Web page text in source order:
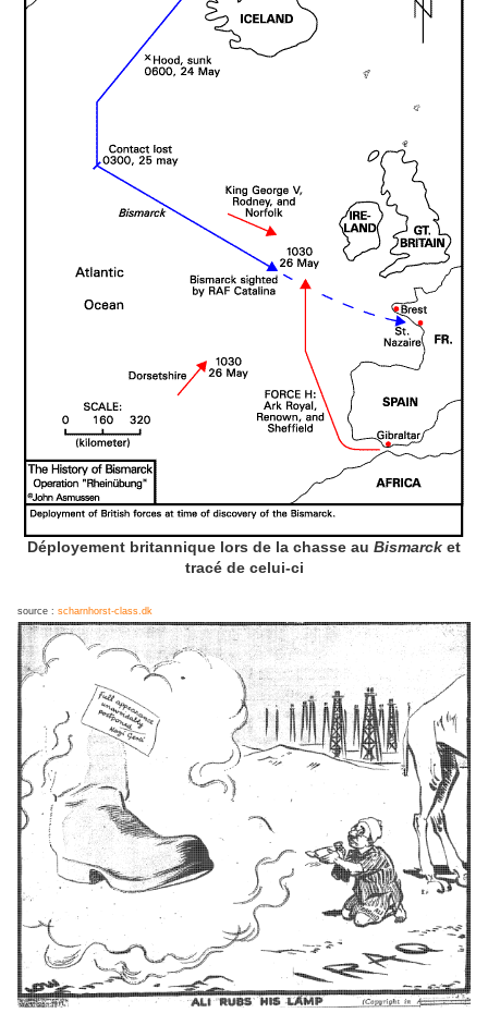
Déployement britannique lors de la chasse au Bismarck et
tracé de celui-ci
source : scharnhorst-class.dk